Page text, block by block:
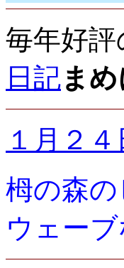
毎年好評
日記ま
１月２
栂の森
ウェー